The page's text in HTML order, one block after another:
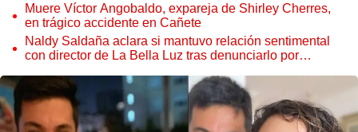
Muere Víctor Angobaldo, expareja de Shirley Cherres,
en trágico accidente en Cañete
Naldy Saldaña aclara si mantuvo relación sentimental
con director de La Bella Luz tras denunciarlo por